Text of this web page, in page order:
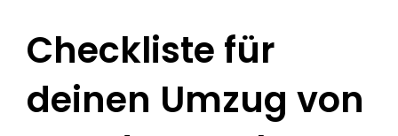
Checkliste für
deinen Umzug von